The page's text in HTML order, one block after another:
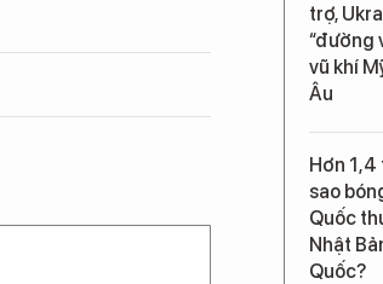
trợ,
“đường
vũ khí
Âu
Hơn 1,4
sao
Quốc
Nhật
Quốc?